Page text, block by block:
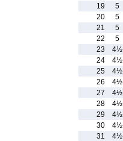
19
5
20
5
21
5
22
5
23
4½
24
4½
25
4½
26
4½
27
4½
28
4½
29
4½
30
4½
31
4½